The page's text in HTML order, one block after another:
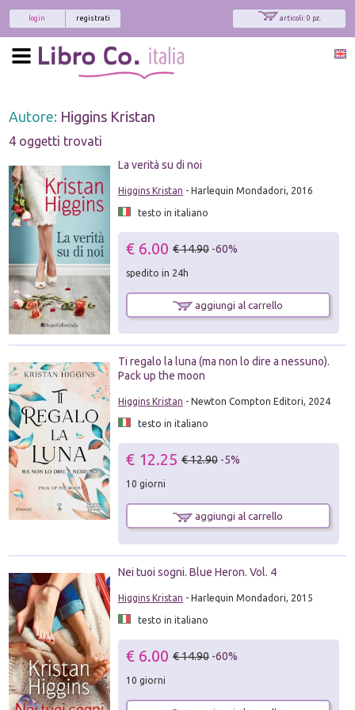
articoli: 0 pz.
registrati
login
Autore: Higgins Kristan
4 oggetti trovati
La verità su di noi
Higgins Kristan - Harlequin Mondadori, 2016
testo in italiano
€ 6.00 € 14.90 -60%
spedito in 24h
aggiungi al carrello
Ti regalo la luna (ma non lo dire a nessuno).
Pack up the moon
Higgins Kristan - Newton Compton Editori, 2024
testo in italiano
€ 12.25 € 12.90 -5%
10 giorni
aggiungi al carrello
Nei tuoi sogni. Blue Heron. Vol. 4
Higgins Kristan - Harlequin Mondadori, 2015
testo in italiano
€ 6.00 € 14.90 -60%
10 giorni